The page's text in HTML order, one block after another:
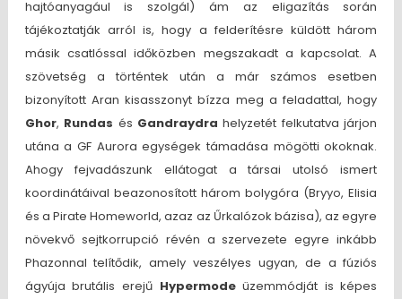
hajtóanyagául is szolgál) ám az eligazítás során
tájékoztatják arról is, hogy a felderítésre küldött három
másik csatlóssal időközben megszakadt a kapcsolat. A
szövetség a történtek után a már számos esetben
bizonyított Aran kisasszonyt bízza meg a feladattal, hogy
Ghor, Rundas és Gandraydra helyzetét felkutatva járjon
utána a GF Aurora egységek támadása mögötti okoknak.
Ahogy fejvadászunk ellátogat a társai utolsó ismert
koordinátáival beazonosított három bolygóra (Bryyo, Elisia
és a Pirate Homeworld, azaz az Űrkalózok bázisa), az egyre
növekvő sejtkorrupció révén a szervezete egyre inkább
Phazonnal telítődik, amely veszélyes ugyan, de a fúziós
ágyúja brutális erejű Hypermodeüzemmódját is képes